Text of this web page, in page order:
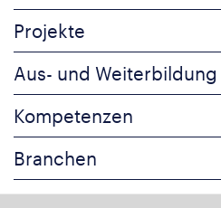
Projekte
Aus- und Weiterbildung
Kompetenzen
Branchen